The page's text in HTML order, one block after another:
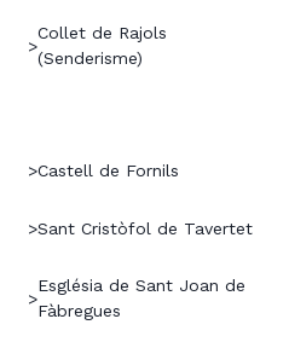
>
Collet de Rajols
(Senderisme)
>Castell de Fornils
>Sant Cristòfol de Tavertet
>
Església de Sant Joan de
Fàbregues